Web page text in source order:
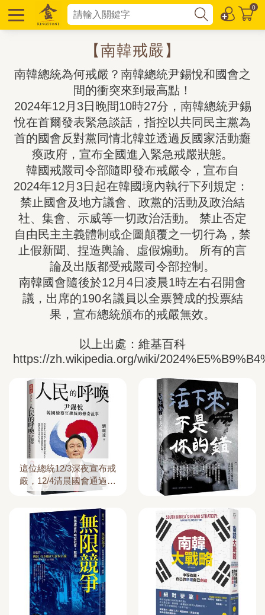
0
【南韓戒嚴】
南韓總統為何戒嚴？南韓總統尹錫悅和國會之
間的衝突來到最高點！
2024年12月3日晚間10時27分，南韓總統尹錫
悅在首爾發表緊急談話，指控以共同民主黨為
首的國會反對黨同情北韓並透過反國家活動癱
瘓政府，宣布全國進入緊急戒嚴狀態。
韓國戒嚴司令部隨即發布戒嚴令，宣布自
2024年12月3日起在韓國境內執行下列規定：
禁止國會及地方議會、政黨的活動及政治結
社、集會、示威等一切政治活動。 禁止否定
自由民主主義體制或企圖顛覆之一切行為，禁
止假新聞、捏造輿論、虛假煽動。 所有的言
論及出版都受戒嚴司令部控制。
南韓國會隨後於12月4日凌晨1時左右召開會
議，出席的190名議員以全票贊成的投票結
果，宣布總統頒布的戒嚴無效。
以上出處：維基百科
https://zh.wikipedia.org/wiki/
這位總統12/3深夜宣布戒
嚴，12/4清晨國會通過解
嚴